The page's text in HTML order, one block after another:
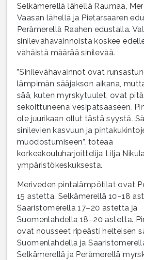
Selkämerellä lähellä Raumaa,
Vaasan lähellä ja Pietarsaaren
Perämerellä Raahen edustalla.
sinilevähavainnoista koskee
vähäistä määrää sinilevää.
”Sinilevähavainnot ovat
lämpimän sääjakson aikana,
sää, kuten myrskytuulet, ovat
sekoittuneena vesipatsaaseen.
ole juurikaan ollut tästä syystä.
sinilevien kasvuun ja
muodostumiseen”, toteaa
korkeakouluharjoittelija Lilja
ympäristökeskuksesta.
Meriveden pintalämpötilat ovat
15 astetta, Selkämerellä 10–18
Saaristomerellä 17–20 astetta ja
Suomenlahdella 18–20 astetta.
ovat nousseet ripeästi helteisen
Suomenlahdella ja
Selkämerellä ja Perämerellä